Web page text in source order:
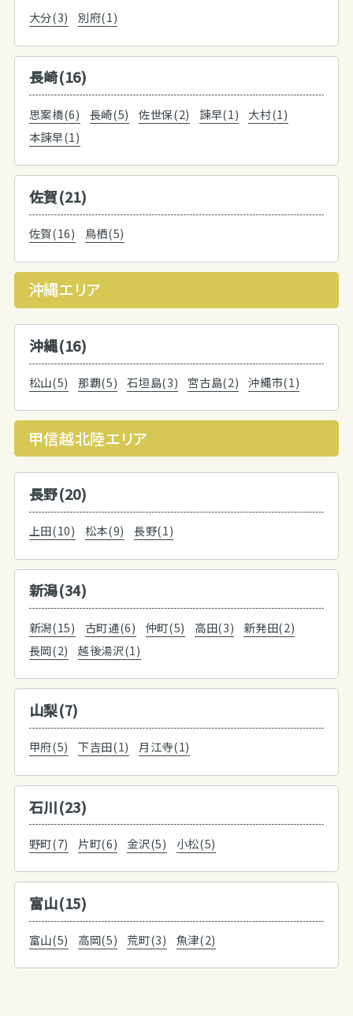
大分(3) 別府(1)
長崎(16)
思案橋(6) 長崎(5) 佐世保(2) 諫早(1)
大村(1)
本諫早(1)
佐賀(21)
佐賀(16) 鳥栖(5)
沖縄エリア
沖縄(16)
松山(5) 那覇(5) 石垣島(3) 宮古島(2) 沖縄市(1)
甲信越北陸エリア
長野(20)
上田(10) 松本(9) 長野(1)
新潟(34)
新潟(15) 古町通(6) 仲町(5) 高田(3)
新発田(2)
長岡(2)
越後湯沢(1)
山梨(7)
甲府(5) 下吉田(1) 月江寺(1)
石川(23)
野町(7) 片町(6) 金沢(5) 小松(5)
富山(15)
富山(5) 高岡(5) 荒町(3) 魚津(2)